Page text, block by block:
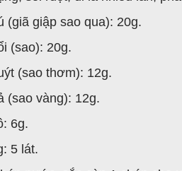
(giã giập sao qua): 20g.
(sao): 20g.
(sao thơm): 12g.
(sao vàng): 12g.
6g.
5 lát.